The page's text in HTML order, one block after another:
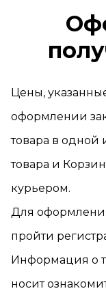
Цены,
оформлении
товара в одной
товара и
курьером.
Для
пройти
Информация о
носит